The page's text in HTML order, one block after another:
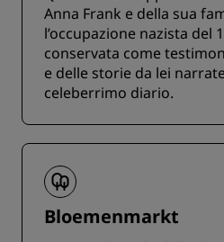
Anna Frank e della sua
l’occupazione nazista del
conservata come
e delle storie da lei
celeberrimo diario.
Bloemenmarkt